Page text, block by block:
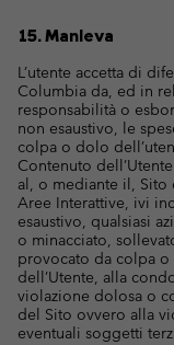
15. Manleva
L’utente accetta di
Columbia da, ed in
responsabilità o
non esaustivo, le
colpa o dolo
Contenuto
al, o mediante il, Sito
Aree Interattive, ivi
esaustivo, qualsiasi
o minacciato,
provocato da colpa
dell’Utente, alla
violazione dolosa o
del Sito ovvero alla
eventuali soggetti